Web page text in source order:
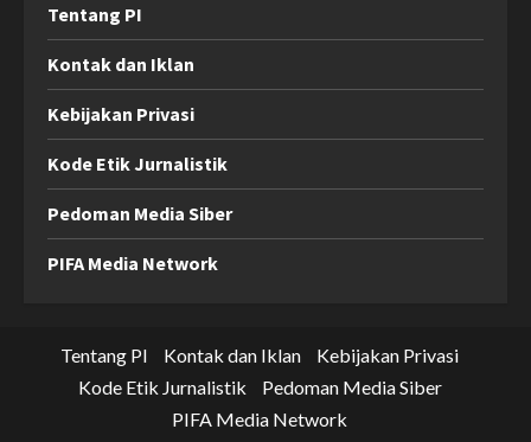
Tentang PI
Kontak dan Iklan
Kebijakan Privasi
Kode Etik Jurnalistik
Pedoman Media Siber
PIFA Media Network
Tentang PI Kontak dan Iklan
Kebijakan Privasi
Kode Etik Jurnalistik
Pedoman Media Siber
PIFA Media Network